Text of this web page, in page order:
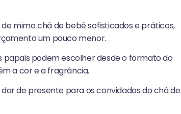
mimo chá de bebê sofisticados e práticos,
um pouco menor.
podem escolher desde o formato do
a cor e a fragrância.
de presente para os convidados do chá de